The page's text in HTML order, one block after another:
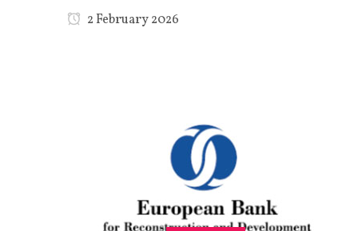
2 February 2026